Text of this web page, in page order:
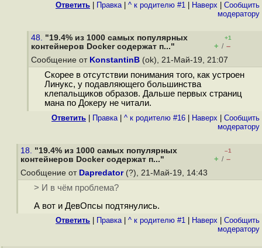
Ответить Правка| ^ к родителю #1 Наверх
Cообщить
модератору
48. "19.4% из 1000 самых популярных
контейнеров Docker содержат п..."
+1
+ / –
Сообщение от KonstantinB (ok), 21-Май-19, 21:07
Скорее в отсутствии понимания того, как устроен
Линукс, у подавляющего большинства
клепальщиков образов. Дальше первых страниц
мана по Докеру не читали.
Ответить Правка| ^ к родителю #16 Наверх
Cообщить
модератору
18. "19.4% из 1000 самых популярных
контейнеров Docker содержат п..."
–1
+ / –
Сообщение от Dapredator(?), 21-Май-19, 14:43
> И в чём проблема?
А вот и ДевОпсы подтянулись.
Ответить Правка| ^ к родителю #1 Наверх
Cообщить
модератору